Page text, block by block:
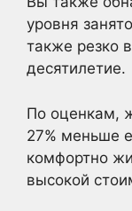
уровня
также резко
десятилетие.
По оценкам,
27% меньше
комфортно
высокой